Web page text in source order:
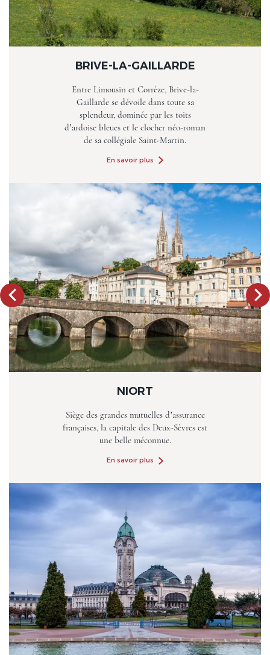
BRIVE-LA-GAILLARDE
Entre Limousin et Corrèze, Brive-la-
Gaillarde se dévoile dans toute sa
splendeur, dominée par les toits
d’ardoise bleues et le clocher néo-roman
de sa collégiale Saint-Martin.
En savoir plus
NIORT
Siège des grandes mutuelles d’assurance
françaises, la capitale des Deux-Sèvres est
une belle méconnue.
En savoir plus